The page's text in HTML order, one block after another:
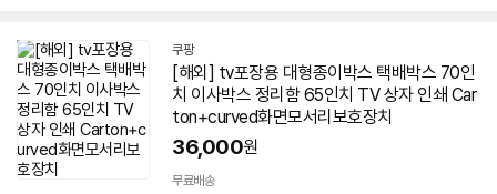
쿠팡
[해외] tv포장용 대형종이박스 택배박스 70인
치 이사박스 정리함65인치 TV상자 인쇄 Car
ton+curved화면모서리보호장치
36,000원
무료배송